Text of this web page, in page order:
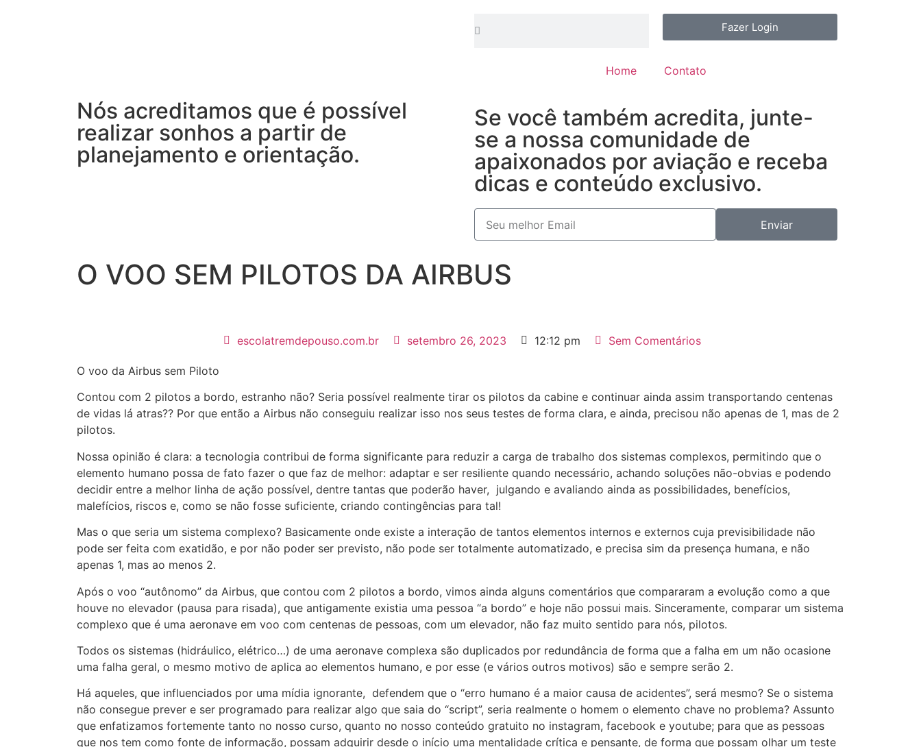
Fazer Login
Home Contato
Nós acreditamos que é possível
realizar sonhos a partir de
planejamento e orientação.
Se você também acredita, junte-
se a nossa comunidade de
apaixonados por aviação e receba
dicas e conteúdo exclusivo.
Enviar
O VOO SEM PILOTOS DA AIRBUS
escolatremdepouso.com.br setembro 26, 2023 12:12 pm Sem Comentários
O voo da Airbus sem Piloto
Contou com 2 pilotos a bordo, estranho não? Seria possível realmente tirar os pilotos da cabine e continuar ainda assim transportando centenas
de vidas lá atras?? Por que então a Airbus não conseguiu realizar isso nos seus testes de forma clara, e ainda, precisou não apenas de 1, mas de 2
pilotos.
Nossa opinião é clara: a tecnologia contribui de forma significante para reduzir a carga de trabalho dos sistemas complexos, permitindo que o
elemento humano possa de fato fazer o que faz de melhor: adaptar e ser resiliente quando necessário, achando soluções não-obvias e podendo
decidir entre a melhor linha de ação possível, dentre tantas que poderão haver, julgando e avaliando ainda as possibilidades, benefícios,
malefícios, riscos e, como se não fosse suficiente, criando contingências para tal!
Mas o que seria um sistema complexo? Basicamente onde existe a interação de tantos elementos internos e externos cuja previsibilidade não
pode ser feita com exatidão, e por não poder ser previsto, não pode ser totalmente automatizado, e precisa sim da presença humana, e não
apenas 1, mas ao menos 2.
Após o voo “autônomo” da Airbus, que contou com 2 pilotos a bordo, vimos ainda alguns comentários que compararam a evolução como a que
houve no elevador (pausa para risada), que antigamente existia uma pessoa “a bordo” e hoje não possui mais. Sinceramente, comparar um sistema
complexo que é uma aeronave em voo com centenas de pessoas, com um elevador, não faz muito sentido para nós, pilotos.
Todos os sistemas (hidráulico, elétrico…) de uma aeronave complexa são duplicados por redundância de forma que a falha em um não ocasione
uma falha geral, o mesmo motivo de aplica ao elementos humano, e por esse (e vários outros motivos) são e sempre serão 2.
Há aqueles, que influenciados por uma mídia ignorante, defendem que o “erro humano é a maior causa de acidentes”, será mesmo? Se o sistema
não consegue prever e ser programado para realizar algo que saia do “script”, seria realmente o homem o elemento chave no problema? Assunto
que enfatizamos fortemente tanto no nosso curso, quanto no nosso conteúdo gratuito no instagram, facebook e youtube; para que as pessoas
que nos tem como fonte de informação, possam adquirir desde o início uma mentalidade crítica e pensante, de forma que possam olhar um teste